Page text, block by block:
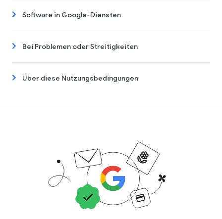
Software in Google-Diensten
Bei Problemen oder Streitigkeiten
Über diese Nutzungsbedingungen